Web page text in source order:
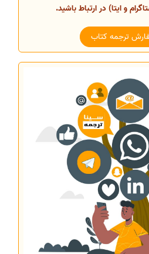
و ایتا) در ارتباط باشید.
ترجمه کتاب